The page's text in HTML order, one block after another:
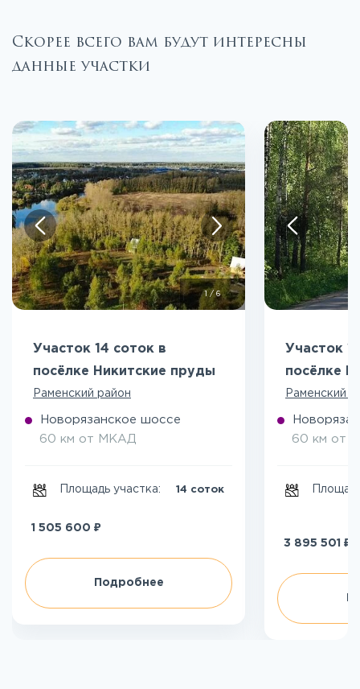
Скорее всего вам будут интересны
данные участки
/ 6
Участок 14 соток в
посёлке Никитские пруды
Раменский район
Новорязанское шоссе
60 км от МКАД
Площадь участка: 14 соток
1 505 600 ₽
Подробнее
Участок
посёлке
Раменский
60 км от
3 895 501 ₽